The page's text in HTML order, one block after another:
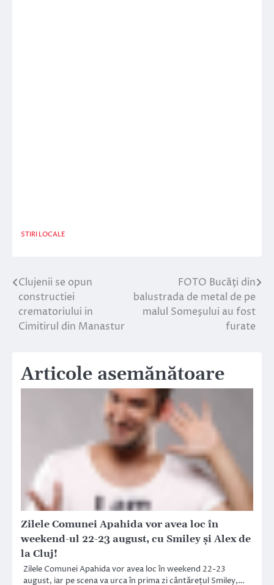
STIRI LOCALE
Navigare
în
articole
Clujenii se opun
constructiei
crematoriului in
Cimitirul din Manastur
FOTO Bucăţi din
balustrada de metal de pe
malul Someşului au fost
furate
Articole asemănătoare
Zilele Comunei Apahida vor avea loc în
weekend-ul 22-23 august, cu Smiley și Alex de
la Cluj!
Zilele Comunei Apahida vor avea loc în weekend 22-23
august, iar pe scena va urca în prima zi cântărețul Smiley,…